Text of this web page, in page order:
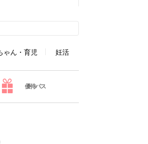
ゃん・育児 妊活
優待パス